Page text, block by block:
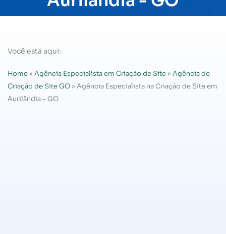
Você está aqui:
Home » Agência Especialista em Criação de Site » Agência de
Criação de Site GO » Agência Especialista na Criação de Site em
Aurilândia – GO